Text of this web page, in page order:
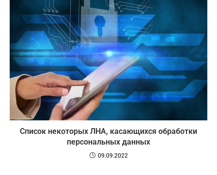
Список некоторых ЛНА, касающихся обработки
персональных данных
09.09.2022